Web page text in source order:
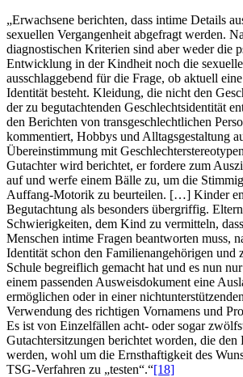
„Erwachsene berichten, dass intime Details
sexuellen Vergangenheit abgefragt werden.
diagnostischen Kriterien sind aber weder die
Entwicklung in der Kindheit noch die
ausschlaggebend für die Frage, ob aktuell
Identität besteht. Kleidung, die nicht den
der zu begutachtenden Geschlechtsidentität
den Berichten von transgeschlechtlichen
kommentiert, Hobbys und Alltagsgestaltung
Übereinstimmung mit
Gutachter wird berichtet, er fordere zum
auf und werfe einem Bälle zu, um die
Auffang-Motorik zu beurteilen. […] Kinder
Begutachtung als besonders übergriffig.
Schwierigkeiten, dem Kind zu vermitteln,
Menschen intime Fragen beantworten muss,
Identität schon den Familienangehörigen und
Schule begreiflich gemacht hat und es nun
einem passenden Ausweisdokument eine
ermöglichen oder in einer
Verwendung des richtigen Vornamens und
Es ist von Einzelfällen acht- oder sogar
Gutachtersitzungen berichtet worden, die den
werden, wohl um die Ernsthaftigkeit des
TSG-Verfahren zu „testen“.“[18]